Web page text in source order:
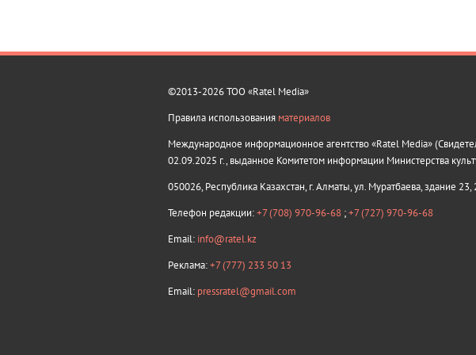
©2013-2026 ТОО «Ratel Media»
Правила использования материалов
Международное информационное агентство «Ratel Media»
02.09.2025 г., выданное Комитетом информации Министерства
050026, Республика Казахстан, г. Алматы, ул. Муратбаева, здание
Телефон редакции:+7 (708) 970-96-68 ;+7 (727) 970-96-68
Email: info@ratel.kz
Реклама:+7 (777) 233 50 13
Email: pressratel@gmail.com